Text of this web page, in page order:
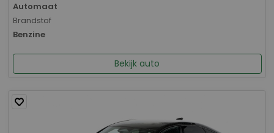
Automaat
Brandstof
Benzine
Bekijk auto